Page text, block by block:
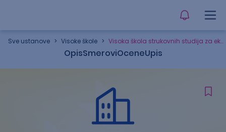
Sve ustanove > Visoke škole > Visoka škola strukovnih studija za ekonomiju i upravu
OpisSmeroviOceneUpis